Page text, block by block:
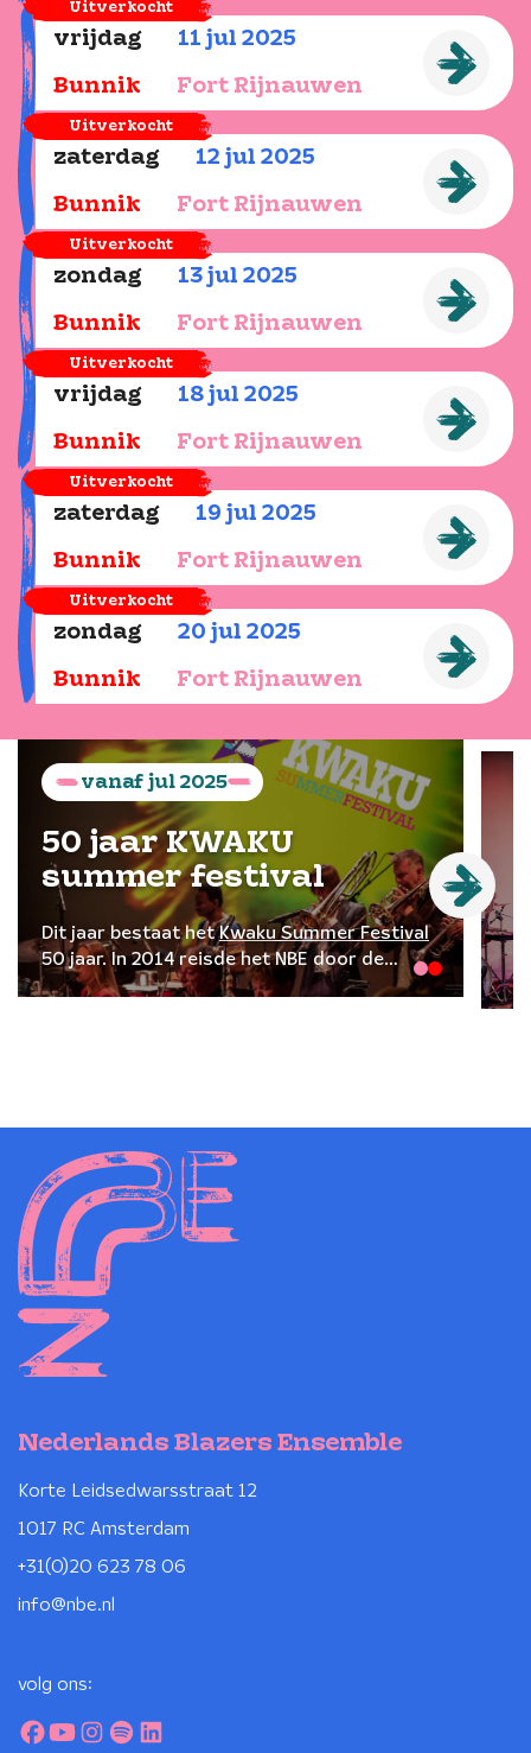
Uitverkocht
vrijdag 11 jul 2025
Bunnik Fort Rijnauwen
Uitverkocht
zaterdag 12 jul 2025
Bunnik Fort Rijnauwen
Uitverkocht
zondag 13 jul 2025
Bunnik Fort Rijnauwen
Uitverkocht
vrijdag 18 jul 2025
Bunnik Fort Rijnauwen
Uitverkocht
zaterdag 19 jul 2025
Bunnik Fort Rijnauwen
Uitverkocht
zondag 20 jul 2025
Bunnik Fort Rijnauwen
vanaf jul 2025
50 jaar KWAKU
summer festival
Dit jaar bestaat hetKwaku Summer Festival
50 jaar. In 2014 reisde het NBE door de
binnenlanden van Suriname met als sluitstuk
mogen spelen.
Nederlands Blazers Ensemble
Korte Leidsedwarsstraat 12
1017 RC Amsterdam
+31(0)20 623 78 06
info@nbe.nl
volg ons: